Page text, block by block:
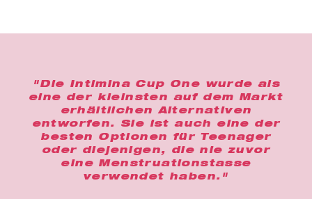
"Die Intimina Cup One wurde als
eine der kleinsten auf dem Markt
erhältlichen Alternativen
entworfen. Sie ist auch eine der
besten Optionen für Teenager
oder diejenigen, die nie zuvor
eine Menstruationstasse
verwendet haben."